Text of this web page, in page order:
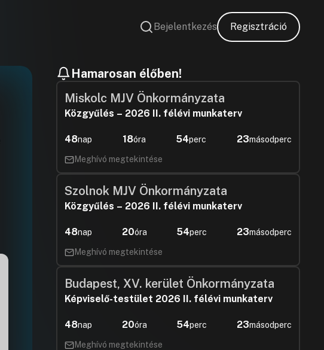
Bejelentkezés Regisztráció
Hamarosan élőben!
Miskolc MJV Önkormányzata
Közgyűlés – 2026 II. félévi munkaterv
48nap 18óra 54perc 23másodperc
Meghívó megtekintése
Szolnok MJV Önkormányzata
Közgyűlés – 2026 II. félévi munkaterv
48nap 20óra 54perc 23másodperc
Meghívó megtekintése
Budapest, XV. kerület Önkormányzata
Képviselő-testület 2026 II. félévi munkaterv
48nap 20óra 54perc 23másodperc
Meghívó megtekintése